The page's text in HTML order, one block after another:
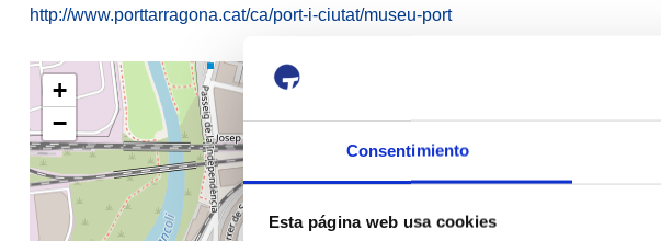
Consentimiento
Esta página web usa cookies
http://www.porttarragona.cat/ca/port-i-ciutat/museu-port
+
−